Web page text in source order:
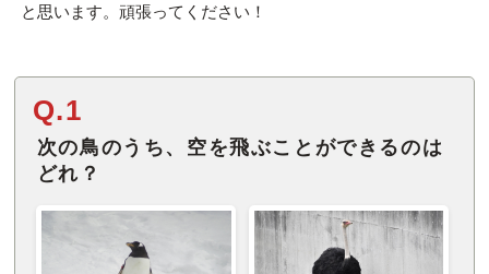
と思います。頑張ってください！
Q.1
次の鳥のうち、空を飛ぶことができるのは
どれ？